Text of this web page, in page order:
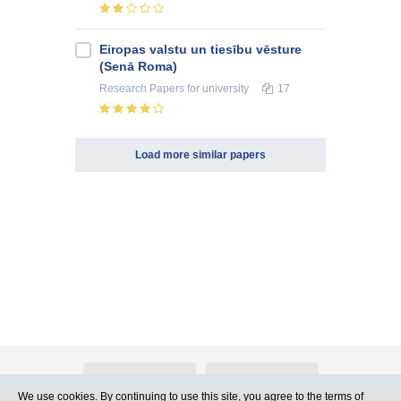
Eiropas valstu un tiesību vēsture
(Senā Roma)
Research Papers for university 17
Load more similar papers
We use cookies. By continuing to use this site, you agree to the terms of